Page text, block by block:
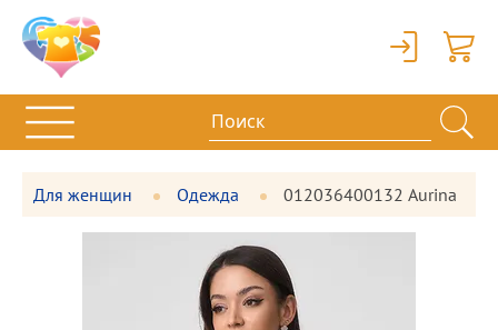
Вход
Для женщин Одежда 012036400132 Aurina
Фотографии
товара
Большая